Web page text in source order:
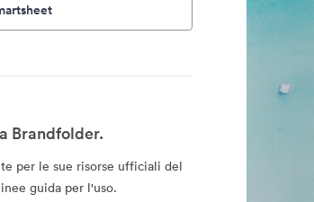
Brandfolder.
per le sue risorse ufficiali del
guida per l'uso.